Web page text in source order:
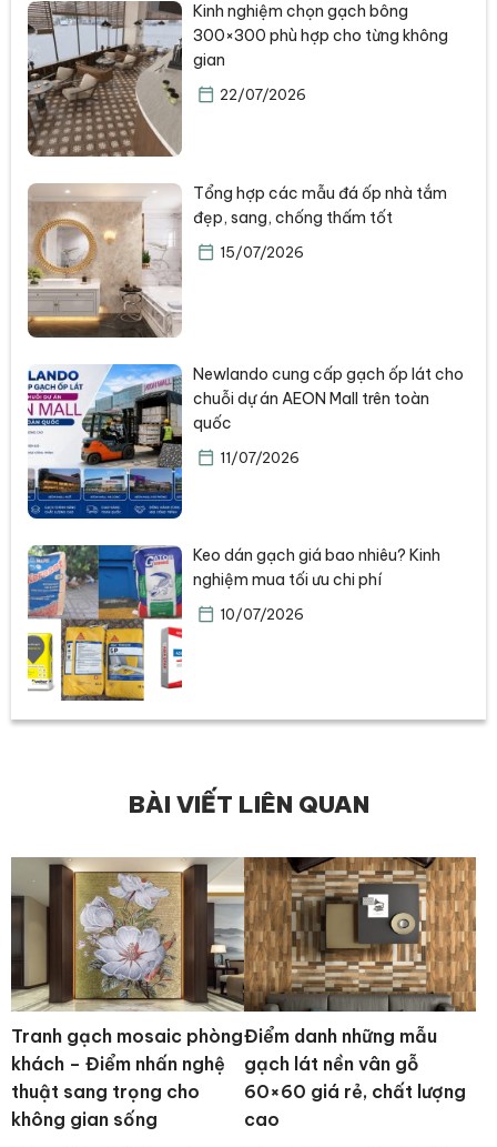
Kinh nghiệm chọn gạch bông
300×300 phù hợp cho từng không
gian
22/07/2026
Tổng hợp các mẫu đá ốp nhà tắm
đẹp, sang, chống thấm tốt
15/07/2026
Newlando cung cấp gạch ốp lát cho
chuỗi dự án AEON Mall trên toàn
quốc
11/07/2026
Keo dán gạch giá bao nhiêu? Kinh
nghiệm mua tối ưu chi phí
10/07/2026
BÀI VIẾT LIÊN QUAN
Tranh gạch mosaic phòng
khách – Điểm nhấn nghệ
thuật sang trọng cho
không gian sống
Điểm danh những mẫu
gạch lát nền vân gỗ
60×60 giá rẻ, chất lượng
cao